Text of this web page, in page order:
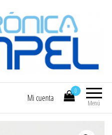
Electrónica COMPEL
Menú
0
Mi cuenta